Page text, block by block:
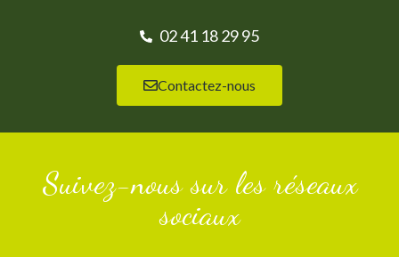
02 41 18 29 95
Contactez-nous
Suivez-nous sur les réseaux
sociaux